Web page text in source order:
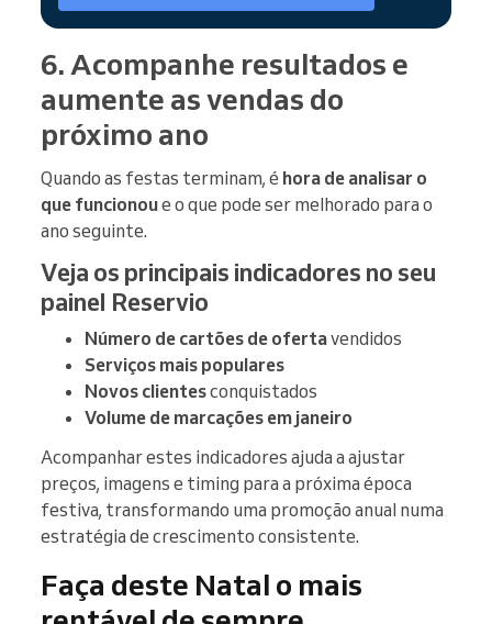
6. Acompanhe resultados e
aumente as vendas do
próximo ano
Quando as festas terminam, é hora de analisar o
que funcionoue o que pode ser melhorado para o
ano seguinte.
Veja os principais indicadores no seu
painel Reservio
Número de cartões de ofertavendidos
Serviços mais populares
Novos clientesconquistados
Volume de marcações em janeiro
Acompanhar estes indicadores ajuda a ajustar
preços, imagens e timing para a próxima época
festiva, transformando uma promoção anual numa
estratégia de crescimento consistente.
Faça deste Natal o mais